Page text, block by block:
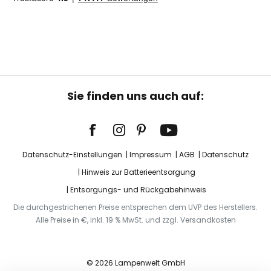
Sie finden uns auch auf:
Datenschutz-Einstellungen Impressum AGB
Datenschutz
Hinweis zur Batterieentsorgung
Entsorgungs- und Rückgabehinweis
Die durchgestrichenen Preise entsprechen dem UVP des Herstellers.
Alle Preise in €, inkl. 19 % MwSt. und zzgl. Versandkosten
© 2026 Lampenwelt GmbH